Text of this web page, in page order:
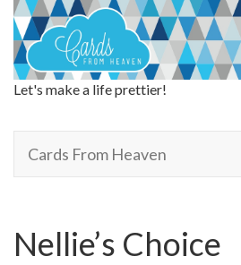
Let's make a life prettier!
Cards From Heaven
Nellie’s Choice